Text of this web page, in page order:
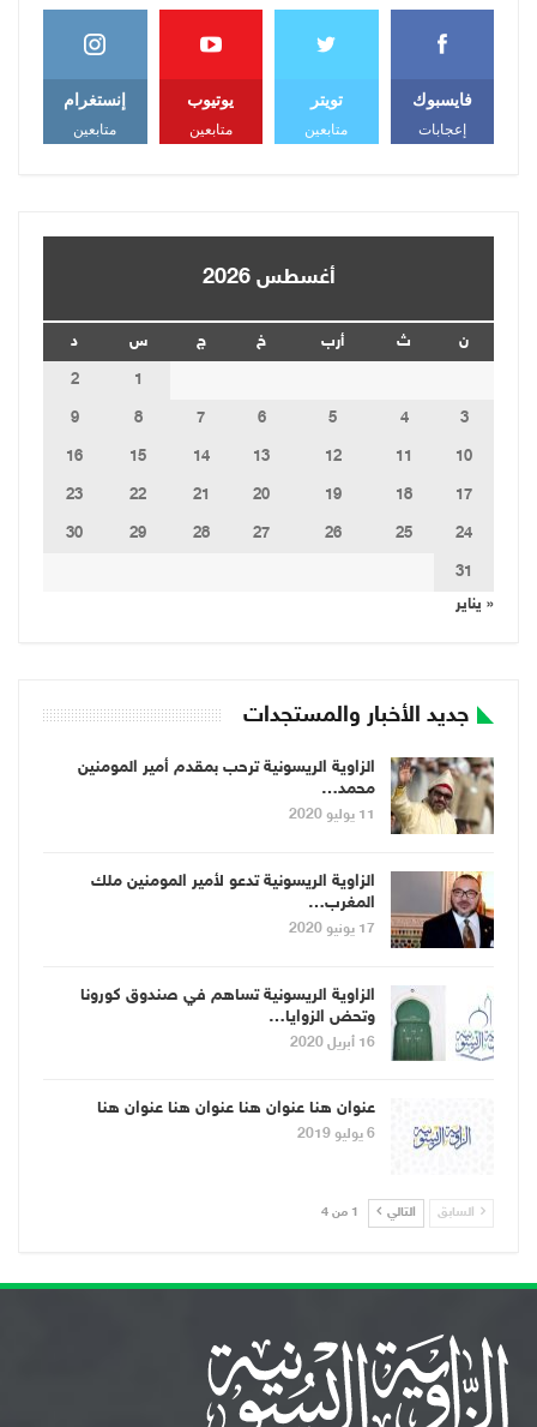
فايسبوك
إعجابات
تويتر
متابعين
يوتيوب
متابعين
إنستغرام
متابعين
أغسطس 2026
ن ث أرب خ ج س
د
1
2
3
4
5
6
7
8
9
10
11
12
13
14
15
16
17
18
19
20
21
22
23
24
25
26
27
28
29
30
31
« يناير
جديد الأخبار والمستجدات
الزاوية الريسونية ترحب بمقدم أمير المومنين
محمد…
11 يوليو 2020
الزاوية الريسونية تدعو لأمير المومنين ملك
المغرب…
17 يونيو 2020
الزاوية الريسونية تساهم في صندوق كورونا
وتحض الزوايا…
16 أبريل 2020
عنوان هنا عنوان هنا عنوان هنا عنوان هنا
6 يوليو 2019
السابق التالي 1 من 4